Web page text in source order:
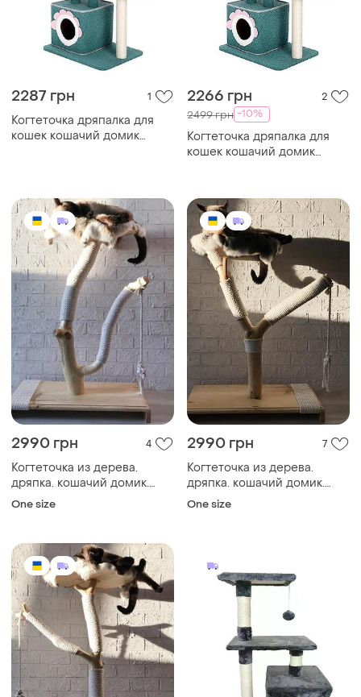
2287 грн 1
Когтеточка дряпалка для
кошек кошачий домик
2266 грн 2
2499 грн -10%
Когтеточка дряпалка для
кошек кошачий домик
четырехуровневая ve-33
2990 грн 4
Когтеточка из дерева.
дряпка. кошачий домик.
эко-когтеточка. премиум
One size
2990 грн 7
Когтеточка из дерева.
дряпка. кошачий домик.
эко-когтеточка. премиум
One size